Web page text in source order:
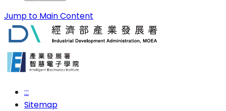
Jump to Main Content
:::
Sitemap